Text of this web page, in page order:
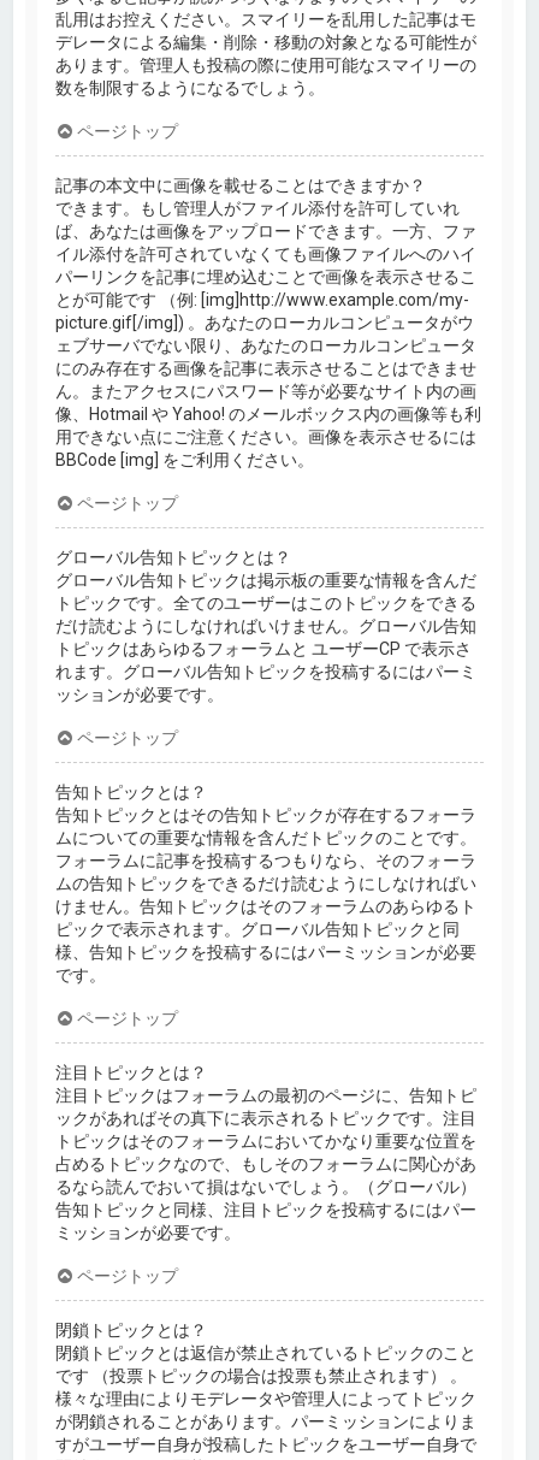
乱用はお控えください。スマイリーを乱用した記事はモ
デレータによる編集・削除・移動の対象となる可能性が
あります。管理人も投稿の際に使用可能なスマイリーの
数を制限するようになるでしょう。
ページトップ
記事の本文中に画像を載せることはできますか？
できます。もし管理人がファイル添付を許可していれ
ば、あなたは画像をアップロードできます。一方、ファ
イル添付を許可されていなくても画像ファイルへのハイ
パーリンクを記事に埋め込むことで画像を表示させるこ
とが可能です （例: [img]http://www.example.com/my-
picture.gif[/img]) 。あなたのローカルコンピュータがウ
ェブサーバでない限り、あなたのローカルコンピュータ
にのみ存在する画像を記事に表示させることはできませ
ん。またアクセスにパスワード等が必要なサイト内の画
像、Hotmail や Yahoo! のメールボックス内の画像等も利
用できない点にご注意ください。画像を表示させるには
BBCode [img] をご利用ください。
ページトップ
グローバル告知トピックとは？
グローバル告知トピックは掲示板の重要な情報を含んだ
トピックです。全てのユーザーはこのトピックをできる
だけ読むようにしなければいけません。グローバル告知
トピックはあらゆるフォーラムと ユーザーCP で表示さ
れます。グローバル告知トピックを投稿するにはパーミ
ッションが必要です。
ページトップ
告知トピックとは？
告知トピックとはその告知トピックが存在するフォーラ
ムについての重要な情報を含んだトピックのことです。
フォーラムに記事を投稿するつもりなら、そのフォーラ
ムの告知トピックをできるだけ読むようにしなければい
けません。告知トピックはそのフォーラムのあらゆるト
ピックで表示されます。グローバル告知トピックと同
様、告知トピックを投稿するにはパーミッションが必要
です。
ページトップ
注目トピックとは？
注目トピックはフォーラムの最初のページに、告知トピ
ックがあればその真下に表示されるトピックです。注目
トピックはそのフォーラムにおいてかなり重要な位置を
占めるトピックなので、もしそのフォーラムに関心があ
るなら読んでおいて損はないでしょう。（グローバル）
告知トピックと同様、注目トピックを投稿するにはパー
ミッションが必要です。
ページトップ
閉鎖トピックとは？
閉鎖トピックとは返信が禁止されているトピックのこと
です （投票トピックの場合は投票も禁止されます） 。
様々な理由によりモデレータや管理人によってトピック
が閉鎖されることがあります。パーミッションによりま
すがユーザー自身が投稿したトピックをユーザー自身で